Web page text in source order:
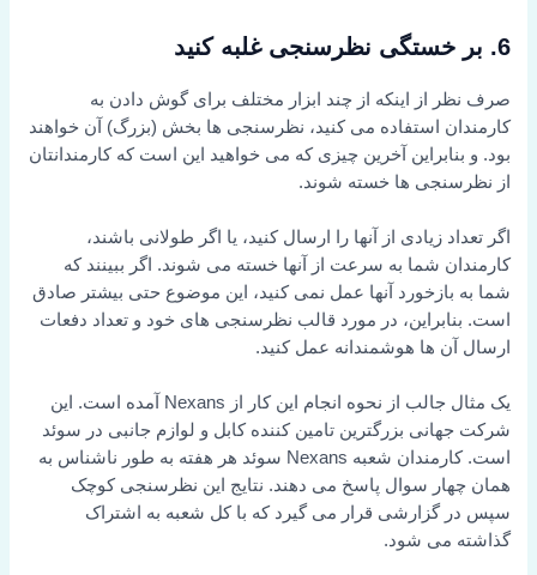
6. بر خستگی نظرسنجی غلبه کنید
صرف نظر از اینکه از چند ابزار مختلف برای گوش دادن به
کارمندان استفاده می کنید، نظرسنجی ها بخش (بزرگ) آن خواهند
بود. و بنابراین آخرین چیزی که می خواهید این است که کارمندانتان
از نظرسنجی ها خسته شوند.
اگر تعداد زیادی از آنها را ارسال کنید، یا اگر طولانی باشند،
کارمندان شما به سرعت از آنها خسته می شوند. اگر ببینند که
شما به بازخورد آنها عمل نمی کنید، این موضوع حتی بیشتر صادق
است. بنابراین، در مورد قالب نظرسنجی های خود و تعداد دفعات
ارسال آن ها هوشمندانه عمل کنید.
یک مثال جالب از نحوه انجام این کار از Nexans آمده است. این
شرکت جهانی بزرگترین تامین کننده کابل و لوازم جانبی در سوئد
است. کارمندان شعبه Nexans سوئد هر هفته به طور ناشناس به
همان چهار سوال پاسخ می دهند. نتایج این نظرسنجی کوچک
سپس در گزارشی قرار می گیرد که با کل شعبه به اشتراک
گذاشته می شود.